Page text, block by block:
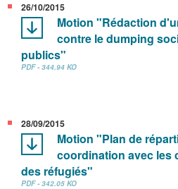
26/10/2015
Motion "Rédaction
contre le dumping
publics"
PDF - 344.94 KO
28/09/2015
Motion "Plan de
coordination avec les
des réfugiés"
PDF - 342.05 KO